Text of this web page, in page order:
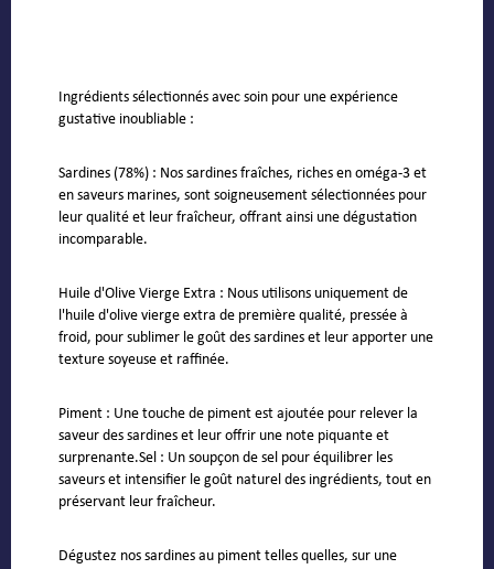
Ingrédients sélectionnés avec soin pour une expérience
gustative inoubliable :
Sardines (78%) : Nos sardines fraîches, riches en oméga-3 et
en saveurs marines, sont soigneusement sélectionnées pour
leur qualité et leur fraîcheur, offrant ainsi une dégustation
incomparable.
Huile d'Olive Vierge Extra : Nous utilisons uniquement de
l'huile d'olive vierge extra de première qualité, pressée à
froid, pour sublimer le goût des sardines et leur apporter une
texture soyeuse et raffinée.
Piment : Une touche de piment est ajoutée pour relever la
saveur des sardines et leur offrir une note piquante et
surprenante.Sel : Un soupçon de sel pour équilibrer les
saveurs et intensifier le goût naturel des ingrédients, tout en
préservant leur fraîcheur.
Dégustez nos sardines au piment telles quelles, sur une